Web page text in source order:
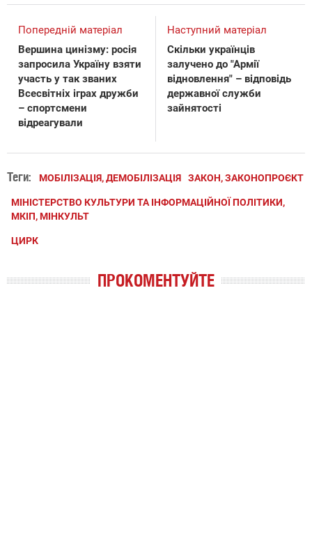
Попередній матеріал
Вершина цинізму: росія
запросила Україну взяти
участь у так званих
Всесвітніх іграх дружби
– спортсмени
відреагували
Наступний матеріал
Скільки українців
залучено до "Армії
відновлення" – відповідь
державної служби
зайнятості
Теги: МОБІЛІЗАЦІЯ, ДЕМОБІЛІЗАЦІЯ ЗАКОН, ЗАКОНОПРОЄКТ
МІНІСТЕРСТВО КУЛЬТУРИ ТА ІНФОРМАЦІЙНОЇ ПОЛІТИКИ,
МКІП, МІНКУЛЬТ
ЦИРК
ПРОКОМЕНТУЙТЕ